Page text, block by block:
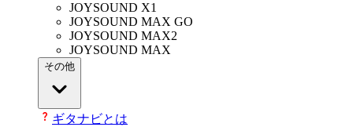
JOYSOUND X1
JOYSOUND MAX GO
JOYSOUND MAX2
JOYSOUND MAX
その他
ギタナビとは